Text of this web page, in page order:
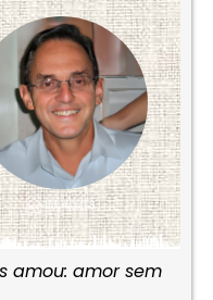
amou: amor sem